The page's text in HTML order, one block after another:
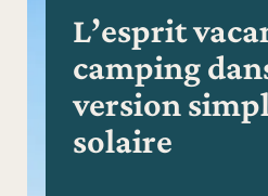
L’esprit
camping
version
solaire